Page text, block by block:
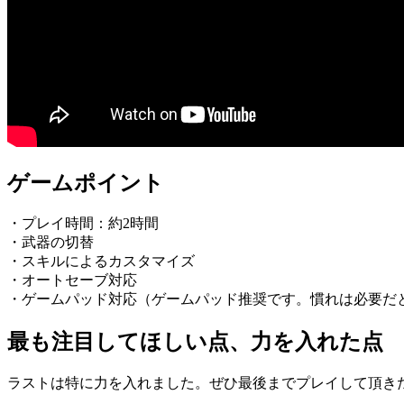
ゲームポイント
・プレイ時間：約2時間
・武器の切替
・スキルによるカスタマイズ
・オートセーブ対応
・ゲームパッド対応（ゲームパッド推奨です。慣れは必要
最も注目してほしい点、力を入れた点
ラストは特に力を入れました。ぜひ最後までプレイして頂き